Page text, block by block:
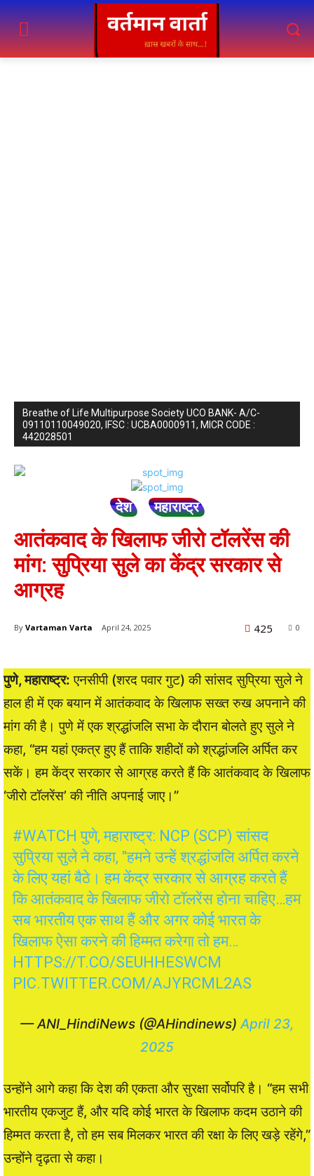
Breathe of Life Multipurpose Society UCO BANK- A/C-
09110110049020, IFSC : UCBA0000911, MICR CODE :
442028501
देश महाराष्ट्र
आतंकवाद के खिलाफ जीरो टॉलरेंस की
मांग: सुप्रिया सुले का केंद्र सरकार से
आग्रह
By Vartaman Varta April 24, 2025 0
425
पुणे, महाराष्ट्र: एनसीपी (शरद पवार गुट) की सांसद सुप्रिया सुले ने
हाल ही में एक बयान में आतंकवाद के खिलाफ सख्त रुख अपनाने की
मांग की है। पुणे में एक श्रद्धांजलि सभा के दौरान बोलते हुए सुले ने
कहा, “हम यहां एकत्र हुए हैं ताकि शहीदों को श्रद्धांजलि अर्पित कर
सकें। हम केंद्र सरकार से आग्रह करते हैं कि आतंकवाद के खिलाफ
‘जीरो टॉलरेंस’ की नीति अपनाई जाए।”
#WATCH पुणे, महाराष्ट्र: NCP (SCP) सांसद
सुप्रिया सुले ने कहा, "हमने उन्हें श्रद्धांजलि अर्पित करने
के लिए यहां बैठे। हम केंद्र सरकार से आग्रह करते हैं
कि आतंकवाद के खिलाफ जीरो टॉलरेंस होना चाहिए…हम
सब भारतीय एक साथ हैं और अगर कोई भारत के
खिलाफ ऐसा करने की हिम्मत करेगा तो हम…
HTTPS://T.CO/SEUHHESWCM
PIC.TWITTER.COM/AJYRCML2AS
— ANI_HindiNews (@AHindinews)April 23,
2025
उन्होंने आगे कहा कि देश की एकता और सुरक्षा सर्वोपरि है। “हम सभी
भारतीय एकजुट हैं, और यदि कोई भारत के खिलाफ कदम उठाने की
हिम्मत करता है, तो हम सब मिलकर भारत की रक्षा के लिए खड़े रहेंगे,”
उन्होंने दृढ़ता से कहा।